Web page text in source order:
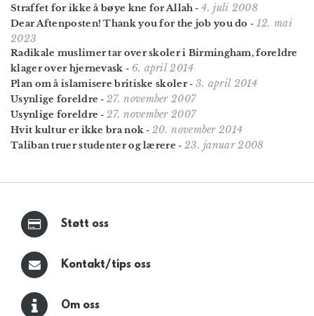
Straffet for ikke å bøye kne for Allah -4. juli 2008
Dear Aftenposten! Thank you for the job you do - 12. mai
2023
Radikale muslimer tar over skoler i Birmingham, foreldre
klager over hjernevask - 6. april 2014
Plan om å islamisere britiske skoler- 3. april 2014
Usynlige foreldre - 27. november 2007
Usynlige foreldre - 27. november 2007
Hvit kultur er ikke bra nok - 20. november 2014
Taliban truer studenter og lærere - 23. januar 2008
Støtt oss
Kontakt/tips oss
Om oss